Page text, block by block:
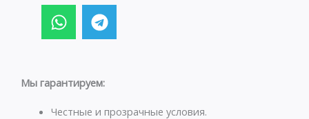
W
h
a
s
T
e
l
g
Мы гарантируем:
Честные и прозрачные условия.